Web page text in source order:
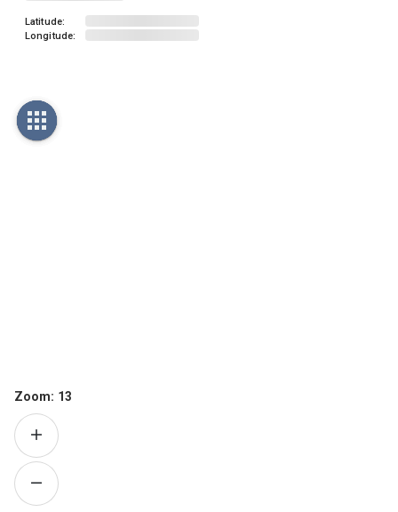
Latitude:
Longitude:
Zoom: 13